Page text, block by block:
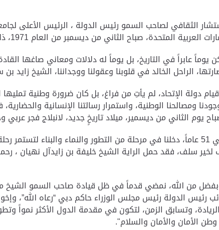
الثقافي لصاحب السمو رئيس الدولة ، الرئيس الأعلى
يوماً عابراً في التاريخ، بل يوماً له دلالات ومعاني صاغها
الراحل الخالد في قلوبنا وعقولنا ووجداننا، الشيخ زايد
دولة الإتحاد، لم يأتِ من فراغ، بل كان ضرورة وطنية
ومصالحنا الوطنية، واستمرار رسالتنا الإنسانية
يوم الثاني من ديسمير، ميلاد تاريخٍ جديد، لانبلاج فجر
وأضاف : " ها نحن اليوم وبعد مضي 51 عاماً، دخلنا في مرحلة من التطور
لخير سلف، فقد حمل الراية الشيخ خليفة بن زايدآل نهيان ،
من الله، نمضي قدماً في ظل قيادة صاحب السمو
الدولة رئيس مجلس الوزراء حاكم دبي “رعاه الله”،
وتسابق الزمن، لتكون في مقدمة الدول الأكثر نمواً
الأمان والأمان والسلام".